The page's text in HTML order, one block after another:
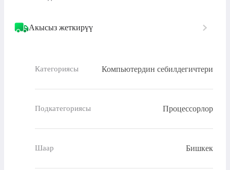
Акысыз жеткирүү
Категориясы Компьютердин себилдегичтери
Подкатегориясы Процессорлор
Шаар Бишкек